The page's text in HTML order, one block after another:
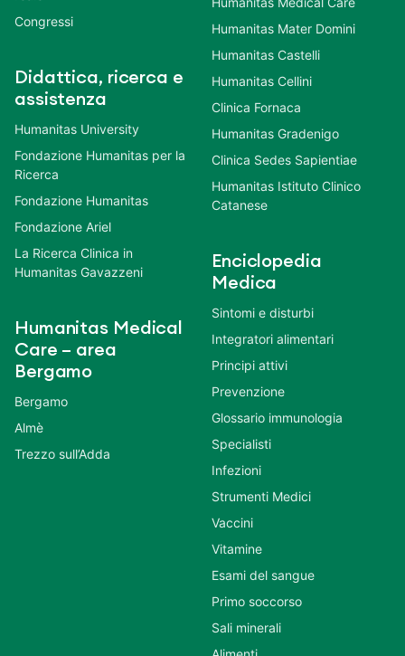
Congressi
Didattica, ricerca e
assistenza
Humanitas University
Fondazione Humanitas per la
Ricerca
Fondazione Humanitas
Fondazione Ariel
La Ricerca Clinica in
Humanitas Gavazzeni
Humanitas Medical
Care – area
Bergamo
Bergamo
Almè
Trezzo sull’Adda
Humanitas Mater Domini
Humanitas Castelli
Humanitas Cellini
Clinica Fornaca
Humanitas Gradenigo
Clinica Sedes Sapientiae
Humanitas Istituto Clinico
Catanese
Enciclopedia
Medica
Sintomi e disturbi
Integratori alimentari
Principi attivi
Prevenzione
Glossario immunologia
Specialisti
Infezioni
Strumenti Medici
Vaccini
Vitamine
Esami del sangue
Primo soccorso
Sali minerali